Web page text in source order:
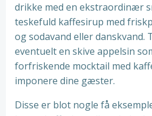
drikke med en ekstraordinær
teskefuld kaffesirup med
og sodavand eller
eventuelt en skive appelsin
forfriskende mocktail med
imponere dine gæster.
Disse er blot nogle få